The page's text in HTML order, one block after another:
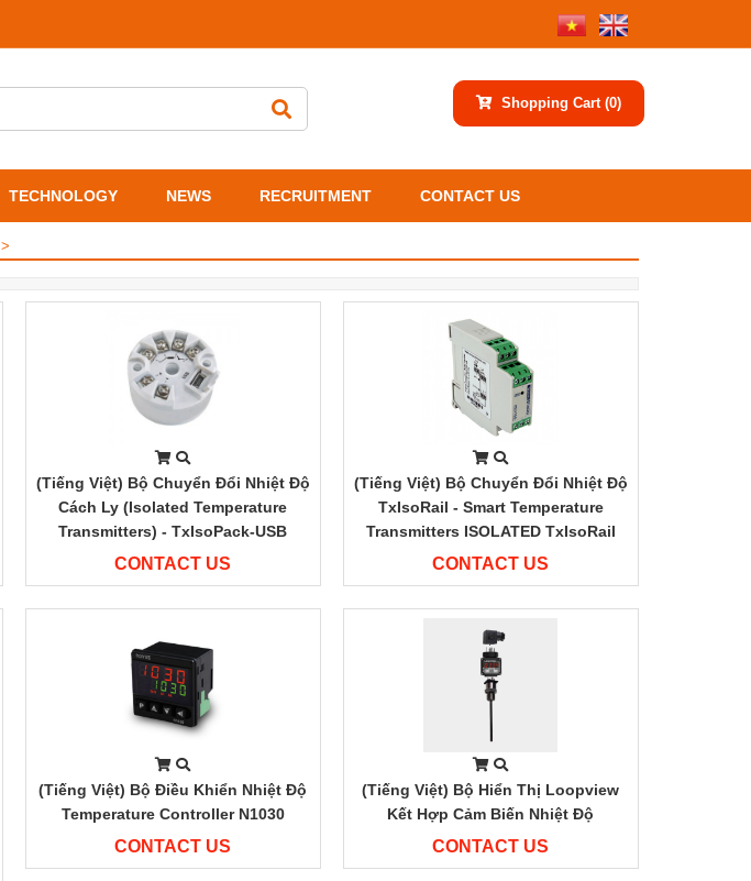
Shopping Cart (0)
TECHNOLOGY NEWS RECRUITMENT CONTACT US
>
(Tiếng Việt) Bộ Chuyển Đổi Nhiệt Độ
Cách Ly (Isolated Temperature
Transmitters) - TxIsoPack-USB
CONTACT US
(Tiếng Việt) Bộ Chuyển Đổi Nhiệt Độ
TxIsoRail - Smart Temperature
Transmitters ISOLATED TxIsoRail
CONTACT US
(Tiếng Việt) Bộ Điều Khiển Nhiệt Độ
Temperature Controller N1030
CONTACT US
(Tiếng Việt) Bộ Hiển Thị Loopview
Kết Hợp Cảm Biến Nhiệt Độ
CONTACT US